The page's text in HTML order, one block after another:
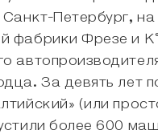
Санкт-Петербург,
фабрики Фрезе и
За девять лет
(или
более 600